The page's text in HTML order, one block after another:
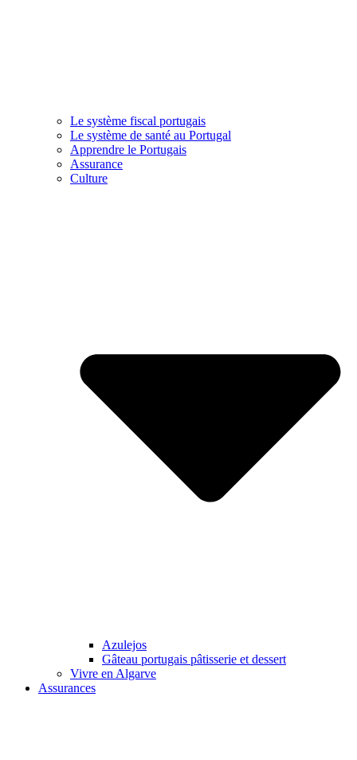
Le système fiscal portugais
Le système de santé au Portugal
Apprendre le Portugais
Assurance
Culture
Azulejos
Gâteau portugais pâtisserie et dessert
Vivre en Algarve
Assurances